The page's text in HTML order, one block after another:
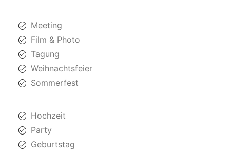
Meeting
Film & Photo
Tagung
Weihnachtsfeier
Sommerfest
Hochzeit
Party
Geburtstag